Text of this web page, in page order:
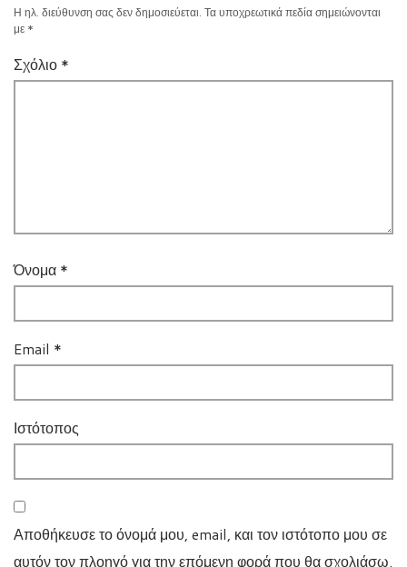
Η ηλ. διεύθυνση σας δεν δημοσιεύεται. Τα υποχρεωτικά πεδία σημειώνονται
με *
Σχόλιο *
Όνομα *
Email *
Ιστότοπος
Αποθήκευσε το όνομά μου, email, και τον ιστότοπο μου σε
αυτόν τον πλοηγό για την επόμενη φορά που θα σχολιάσω.